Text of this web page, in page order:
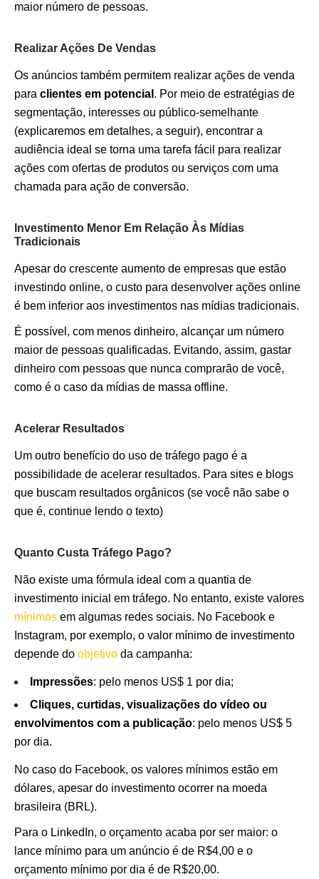
maior número de pessoas.
Realizar Ações De Vendas
Os anúncios também permitem realizar ações de venda
para clientes em potencial . Por meio de estratégias de
segmentação, interesses ou público-semelhante
(explicaremos em detalhes, a seguir), encontrar a
audiência ideal se torna uma tarefa fácil para realizar
ações com ofertas de produtos ou serviços com uma
chamada para ação de conversão.
Investimento Menor Em Relação Às Mídias
Tradicionais
Apesar do crescente aumento de empresas que estão
investindo online, o custo para desenvolver ações online
é bem inferior aos investimentos nas mídias tradicionais.
É possível, com menos dinheiro, alcançar um número
maior de pessoas qualificadas. Evitando, assim, gastar
dinheiro com pessoas que nunca comprarão de você,
como é o caso da mídias de massa offline.
Acelerar Resultados
Um outro benefício do uso de tráfego pago é a
possibilidade de acelerar resultados. Para sites e blogs
que buscam resultados orgânicos (se você não sabe o
que é, continue lendo o texto)
Quanto Custa Tráfego Pago?
Não existe uma fórmula ideal com a quantia de
investimento inicial em tráfego. No entanto, existe valores
mínimos em algumas redes sociais. No Facebook e
Instagram, por exemplo, o valor mínimo de investimento
depende do objetivo da campanha:
Impressões: pelo menos US$ 1 por dia;
Cliques, curtidas, visualizações do vídeo ou
envolvimentos com a publicação: pelo menos US$ 5
por dia.
No caso do Facebook, os valores mínimos estão em
dólares, apesar do investimento ocorrer na moeda
brasileira (BRL).
Para o LinkedIn, o orçamento acaba por ser maior: o
lance mínimo para um anúncio é de R$4,00 e o
orçamento mínimo por dia é de R$20,00.